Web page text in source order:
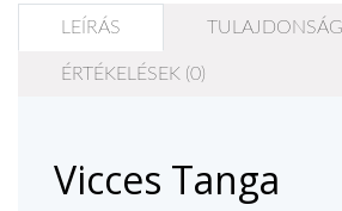
LEÍRÁS
ÉRTÉKELÉSEK (0)
Vicces Tanga